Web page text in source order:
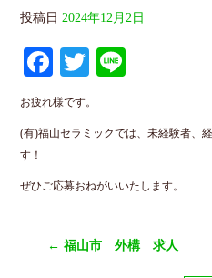
投稿日 2024年12月2日
Fa
ce
bo
ok
T
tte
お疲れ様です。
(有)福山セラミックでは、未経験者、
す！
ぜひご応募おねがいいたします。
← 福山市 外構 求人